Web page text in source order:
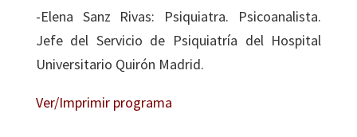
-Elena Sanz Rivas: Psiquiatra. Psicoanalista.
Jefe del Servicio de Psiquiatría del Hospital
Universitario Quirón Madrid.
Ver/Imprimir programa